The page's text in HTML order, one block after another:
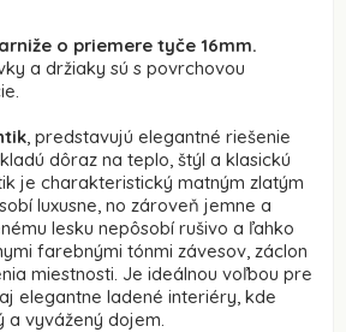
o priemere tyče 16mm.
a držiaky sú s povrchovou
, predstavujú elegantné riešenie
dôraz na teplo, štýl a klasickú
je charakteristický matným zlatým
luxusne, no zároveň jemne a
lesku nepôsobí rušivo a ľahko
farebnými tónmi závesov, záclon
miestnosti. Je ideálnou voľbou pre
elegantne ladené interiéry, kde
vyvážený dojem.